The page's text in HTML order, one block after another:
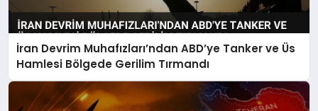
İran Devrim Muhafızları’ndan ABD’ye Tanker ve Üs
Hamlesi Bölgede Gerilim Tırmandı